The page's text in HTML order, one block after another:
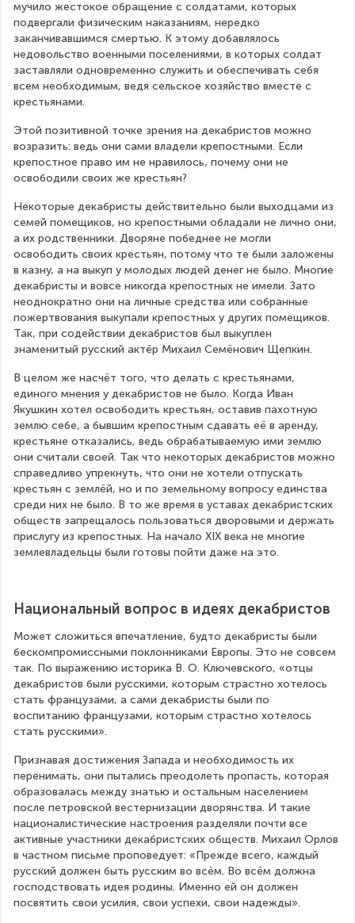
мучило жестокое обращение с солдатами, которых
подвергали физическим наказаниям, нередко
заканчивавшимся смертью. К этому добавлялось
недовольство военными поселениями, в которых солдат
заставляли одновременно служить и обеспечивать себя
всем необходимым, ведя сельское хозяйство вместе с
крестьянами.
Этой позитивной точке зрения на декабристов можно
возразить: ведь они сами владели крепостными. Если
крепостное право им не нравилось, почему они не
освободили своих же крестьян?
Некоторые декабристы действительно были выходцами из
семей помещиков, но крепостными обладали не лично они,
а их родственники. Дворяне победнее не могли
освободить своих крестьян, потому что те были заложены
в казну, а на выкуп у молодых людей денег не было. Многие
декабристы и вовсе никогда крепостных не имели. Зато
неоднократно они на личные средства или собранные
пожертвования выкупали крепостных у других помещиков.
Так, при содействии декабристов был выкуплен
знаменитый русский актёр Михаил Семёнович Щепкин.
В целом же насчёт того, что делать с крестьянами,
единого мнения у декабристов не было. Когда Иван
Якушкин хотел освободить крестьян, оставив пахотную
землю себе, а бывшим крепостным сдавать её в аренду,
крестьяне отказались, ведь обрабатываемую ими землю
они считали своей. Так что некоторых декабристов можно
справедливо упрекнуть, что они не хотели отпускать
крестьян с землёй, но и по земельному вопросу единства
среди них не было. В то же время в уставах декабристских
обществ запрещалось пользоваться дворовыми и держать
прислугу из крепостных. На начало XIX века не многие
землевладельцы были готовы пойти даже на это.
Национальный вопрос в идеях декабристов
Может сложиться впечатление, будто декабристы были
бескомпромиссными поклонниками Европы. Это не совсем
так. По выражению историка В. О. Ключевского, «отцы
декабристов были русскими, которым страстно хотелось
стать французами, а сами декабристы были по
воспитанию французами, которым страстно хотелось
стать русскими».
Признавая достижения Запада и необходимость их
перенимать, они пытались преодолеть пропасть, которая
образовалась между знатью и остальным населением
после петровской вестернизации дворянства. И такие
националистические настроения разделяли почти все
активные участники декабристских обществ. Михаил Орлов
в частном письме проповедует: «Прежде всего, каждый
русский должен быть русским во всём. Во всём должна
господствовать идея родины. Именно ей он должен
посвятить свои усилия, свои успехи, свои надежды».